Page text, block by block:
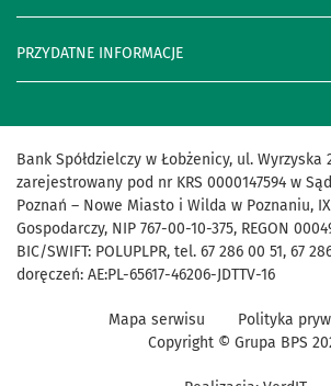
PRZYDATNE INFORMACJE
Bank Spółdzielczy w Łobżenicy, ul. Wyrzyska
zarejestrowany pod nr KRS 0000147594 w
Poznań – Nowe Miasto i Wilda w Poznaniu,
Gospodarczy, NIP 767-00-10-375, REGON
BIC/SWIFT: POLUPLPR, tel. 67 286 00 51, 67
doręczeń: AE:PL-65617-46206-JDTTV-16
Mapa serwisu
Polityka
Copyright © Grupa BPS